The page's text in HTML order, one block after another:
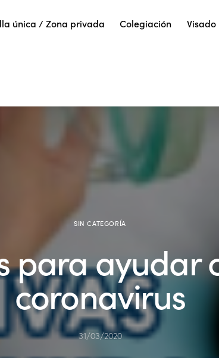
única / Zona privada Colegiación Visado
SIN CATEGORÍA
para ayudar
coronavirus
31/03/2020